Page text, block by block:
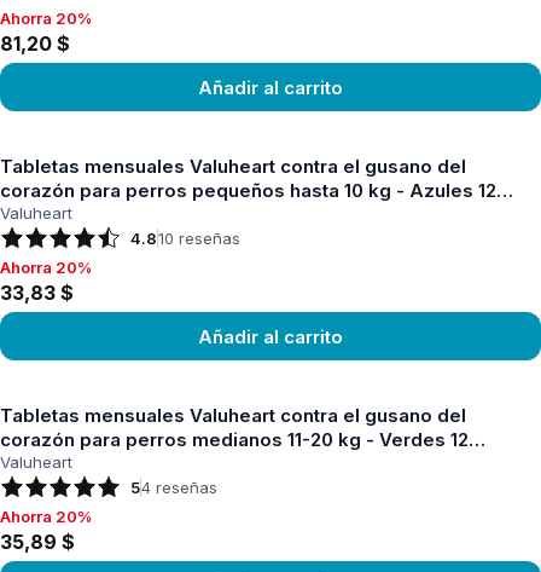
Ahorra 20%, 81,20 $
Ahorra 20%
81,20 $
Añadir al carrito
Tabletas mensuales Valuheart contra el gusano del
corazón para perros pequeños hasta 10 kg - Azules 12
tabletas
Valuheart
4.810 reseñas
Ahorra 20%, 33,83 $
Ahorra 20%
33,83 $
Añadir al carrito
Tabletas mensuales Valuheart contra el gusano del
corazón para perros medianos 11-20 kg - Verdes 12
tabletas
Valuheart
54 reseñas
Ahorra 20%, 35,89 $
Ahorra 20%
35,89 $